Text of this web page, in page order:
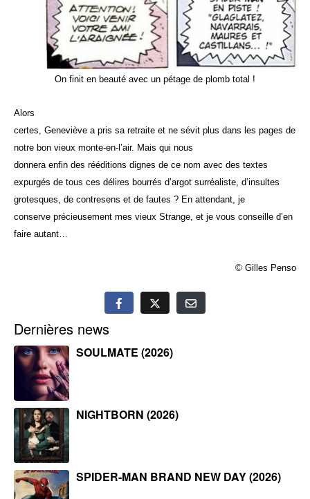
On finit en beauté avec un pétage de plomb total !
Alors
certes, Geneviève a pris sa retraite et ne sévit plus dans les pages de
notre bon vieux monte-en-l’air. Mais qui nous
donnera enfin des rééditions dignes de ce nom avec des textes
expurgés de tous ces délires bourrés d’argot surréaliste, d’insultes
grotesques, de contresens et de fautes ? En attendant, je
conserve précieusement mes vieux Strange, et je vous conseille d’en
faire autant…
© Gilles Penso
Dernières news
SOULMATE (2026)
NIGHTBORN (2026)
SPIDER-MAN BRAND NEW DAY (2026)